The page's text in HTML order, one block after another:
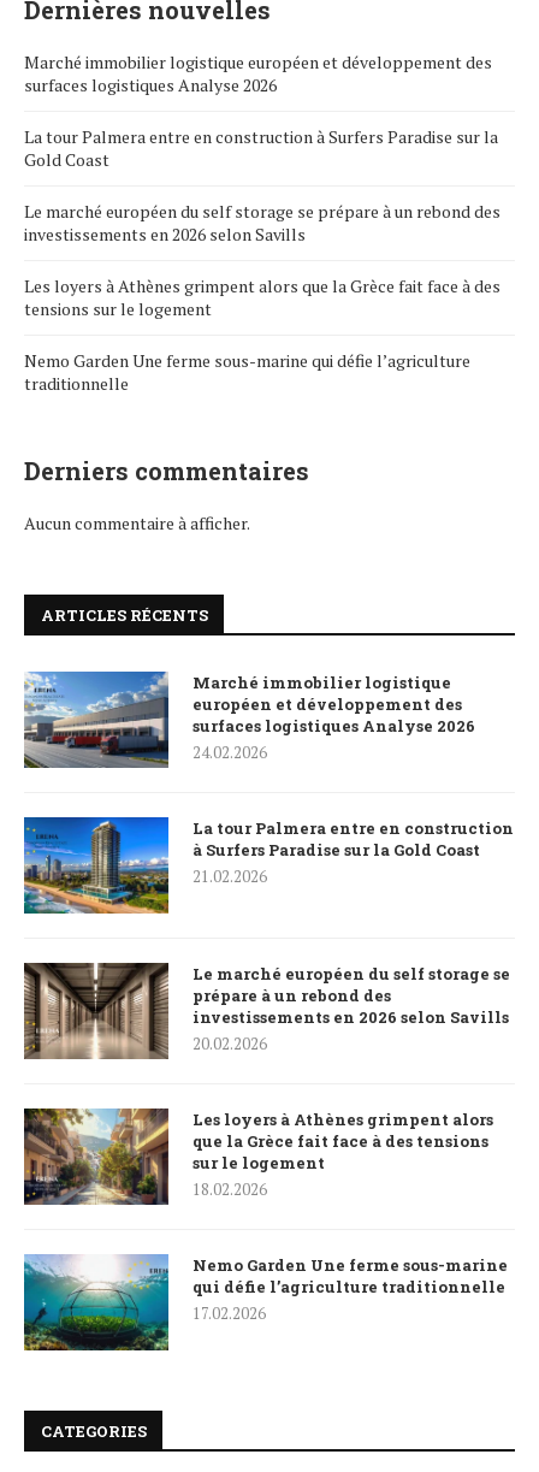
Dernières nouvelles
Marché immobilier logistique européen et développement des
surfaces logistiques Analyse 2026
La tour Palmera entre en construction à Surfers Paradise sur la
Gold Coast
Le marché européen du self storage se prépare à un rebond des
investissements en 2026 selon Savills
Les loyers à Athènes grimpent alors que la Grèce fait face à des
tensions sur le logement
Nemo Garden Une ferme sous-marine qui défie l’agriculture
traditionnelle
Derniers commentaires
Aucun commentaire à afficher.
ARTICLES RÉCENTS
Marché immobilier logistique
européen et développement des
surfaces logistiques Analyse 2026
24.02.2026
La tour Palmera entre en construction
à Surfers Paradise sur la Gold Coast
21.02.2026
Le marché européen du self storage se
prépare à un rebond des
investissements en 2026 selon Savills
20.02.2026
Les loyers à Athènes grimpent alors
que la Grèce fait face à des tensions
sur le logement
18.02.2026
Nemo Garden Une ferme sous-marine
qui défie l’agriculture traditionnelle
17.02.2026
CATEGORIES